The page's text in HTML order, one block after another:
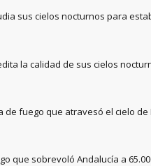
sus cielos nocturnos para
la calidad de sus cielos
de fuego que atravesó el cielo de
que sobrevoló Andalucía a